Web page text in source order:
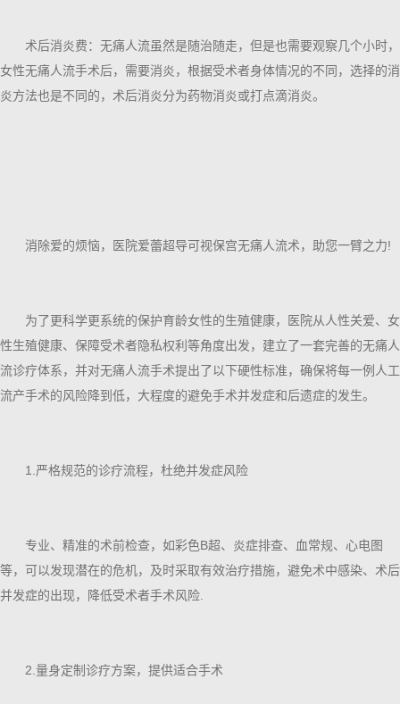
术后消炎费：无痛人流虽然是随治随走，但是也需要观察几个小时，
女性无痛人流手术后，需要消炎，根据受术者身体情况的不同，选择的消
炎方法也是不同的，术后消炎分为药物消炎或打点滴消炎。
消除爱的烦恼，医院爱蕾超导可视保宫无痛人流术，助您一臂之力!
为了更科学更系统的保护育龄女性的生殖健康，医院从人性关爱、女
性生殖健康、保障受术者隐私权利等角度出发，建立了一套完善的无痛人
流诊疗体系，并对无痛人流手术提出了以下硬性标准，确保将每一例人工
流产手术的风险降到低，大程度的避免手术并发症和后遗症的发生。
1.严格规范的诊疗流程，杜绝并发症风险
专业、精准的术前检查，如彩色B超、炎症排查、血常规、心电图
等，可以发现潜在的危机，及时采取有效治疗措施，避免术中感染、术后
并发症的出现，降低受术者手术风险.
2.量身定制诊疗方案，提供适合手术